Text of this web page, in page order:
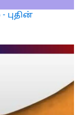
புதின்